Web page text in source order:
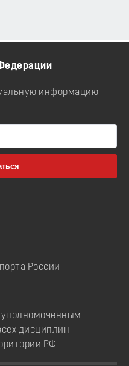
информацию
России
дисциплин
РФ